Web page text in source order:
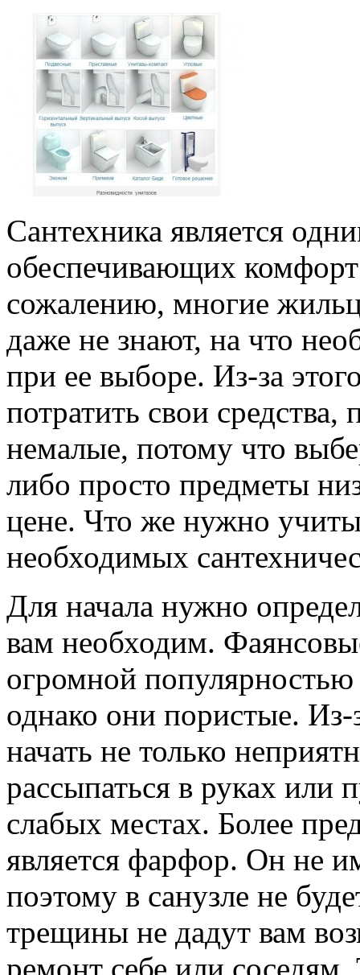
Сантехника является
обеспечивающих
сожалению, многие
даже не знают, на что
при ее выборе. Из-за
потратить свои
немалые, потому что
либо просто предметы
цене. Что же нужно
необходимых
Для начала нужно
вам необходим.
огромной популярностью
однако они пористые.
начать не только
рассыпаться в руках или
слабых местах. Более
является фарфор. Он не
поэтому в санузле не
трещины не дадут вам
ремонт себе или